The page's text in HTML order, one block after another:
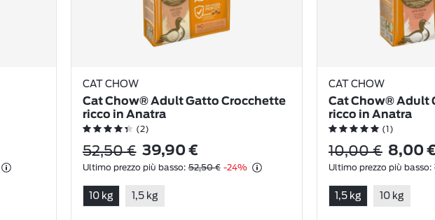
CAT CHOW
Cat Chow® Adult Gatto Crocchette
ricco in Anatra
(2)
52,50 € 39,90 €
Ultimo prezzo più basso: 52,50 € -24%
10 kg 1,5 kg
CAT CHOW
Cat Chow® Adult
ricco in Anatra
(1)
10,00 € 8,00
Ultimo prezzo più basso:
1,5 kg 10 kg